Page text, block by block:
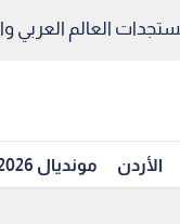
العالم العربي
الأردن مونديال 2026